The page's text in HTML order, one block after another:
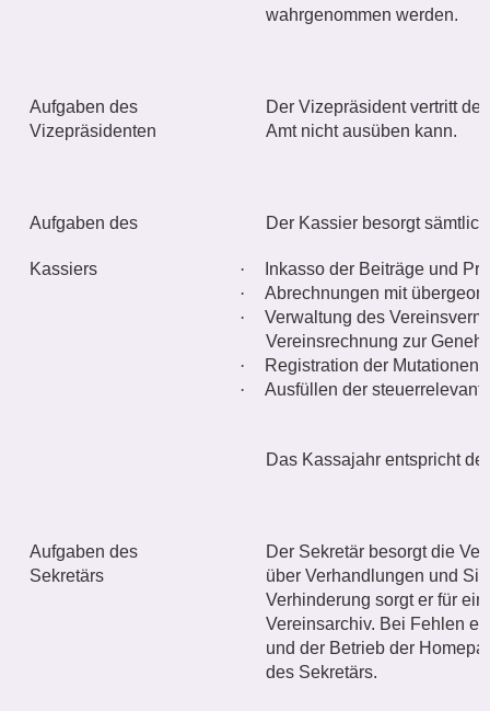
wahrgenommen werden.
Aufgaben des
Vizepräsidenten
Der Vizepräsident vertritt
Amt nicht ausüben kann.
Aufgaben des
Kassiers
Der Kassier besorgt
·
Inkasso der Beiträge und
·
Abrechnungen mit
·
Verwaltung des
Vereinsrechnung zur
·
Registration der Mutationen
·
Ausfüllen der
Das Kassajahr entspricht
Aufgaben des
Sekretärs
Der Sekretär besorgt die
über Verhandlungen und
Verhinderung sorgt er für
Vereinsarchiv. Bei Fehlen
und der Betrieb der
des Sekretärs.